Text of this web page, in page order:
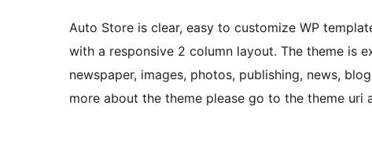
Auto Store is clear, easy to customize WP
with a responsive 2 column layout. The theme is
newspaper, images, photos, publishing, news,
more about the theme please go to the theme uri